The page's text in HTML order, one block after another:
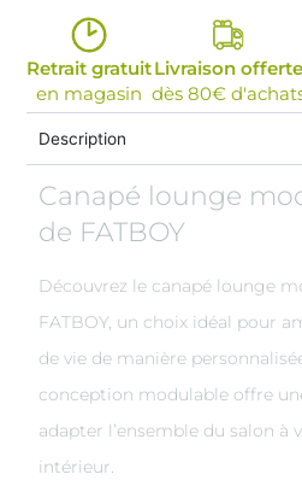
Retrait gratuit
en magasin
Livraison offerte
dès 80€
Description
Canapé lounge
de FATBOY
Découvrez le canapé lounge
FATBOY, un choix idéal pour
de vie de manière
conception modulable offre
adapter l’ensemble du salon à
intérieur.